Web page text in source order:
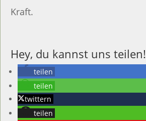
Kraft.
Hey, du kannst uns teilen!
teilen
teilen
twittern
teilen